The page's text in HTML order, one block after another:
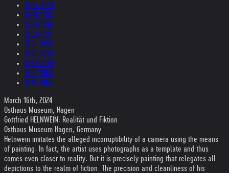
1995-1994
1994-1993
1993-1992
1992-1991
1991-1990
1990-1989
1989-1988
1987-1980
1979-1969
March 16th, 2024
Osthaus Museum, Hagen
Gottfried HELNWEIN: Realität und Fiktion
Osthaus Museum Hagen, Germany
Helnwein imitates the alleged incorruptibility of a camera using the means
of painting. In fact, the artist uses photographs as a template and thus
comes even closer to reality. But it is precisely painting that relegates all
depictions to the realm of fiction. The precision and cleanliness of his